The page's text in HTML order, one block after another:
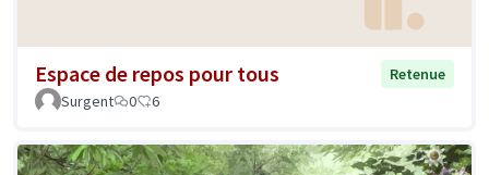
Espace de repos pour tous
Retenue
Surgent
0 6